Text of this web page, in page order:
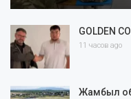
GOLDEN
11 часов ago
Жамбыл